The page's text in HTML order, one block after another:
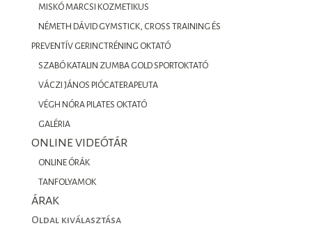
MISKÓ MARCSI KOZMETIKUS
NÉMETH DÁVID GYMSTICK, CROSS TRAINING ÉS
PREVENTÍV GERINCTRÉNING OKTATÓ
SZABÓ KATALIN ZUMBA GOLD SPORTOKTATÓ
VÁCZI JÁNOS PIÓCATERAPEUTA
VÉGH NÓRA PILATES OKTATÓ
GALÉRIA
ONLINE VIDEÓTÁR
ONLINE ÓRÁK
TANFOLYAMOK
ÁRAK
Oldal kiválasztása